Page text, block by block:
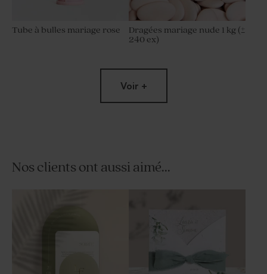
Tube à bulles mariage rose
Dragées mariage nude 1 kg (±
240 ex)
Savon artisanal rond
Voir +
Nos clients ont aussi aimé...